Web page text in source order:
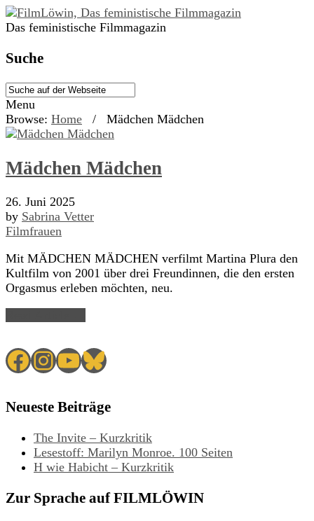
Das feministische Filmmagazin
Suche
Menu
Browse: Home / Mädchen Mädchen
Mädchen Mädchen
26. Juni 2025
by Sabrina Vetter
Filmfrauen
Mit MÄDCHEN MÄDCHEN verfilmt Martina Plura den
Kultfilm von 2001 über drei Freundinnen, die den ersten
Orgasmus erleben möchten, neu.
Facebook
Instagram
YouTube
Bluesky
Neueste Beiträge
The Invite – Kurzkritik
Lesestoff: Marilyn Monroe. 100 Seiten
H wie Habicht – Kurzkritik
Zur Sprache auf FILMLÖWIN